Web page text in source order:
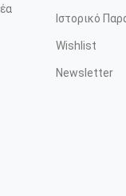
Ιστορικό
Wishlist
Newsletter